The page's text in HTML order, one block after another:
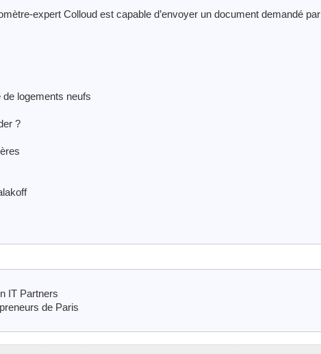
expert Colloud est capable d’envoyer un document demandé par
logements neufs
?
IT Partners
de Paris